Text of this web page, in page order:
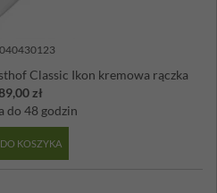
Classic Ikon kremowa rączka
zł
do 48 godzin
DO KOSZYKA